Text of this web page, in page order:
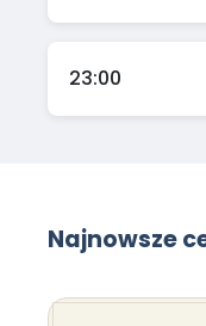
23:00
Najnowsze